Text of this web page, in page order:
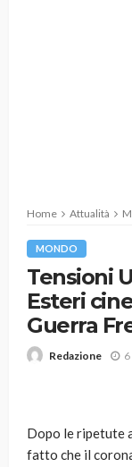
Home Attualità
MONDO
Tensioni
Esteri
Guerra
Redazione
Dopo le ripetute
fatto che il